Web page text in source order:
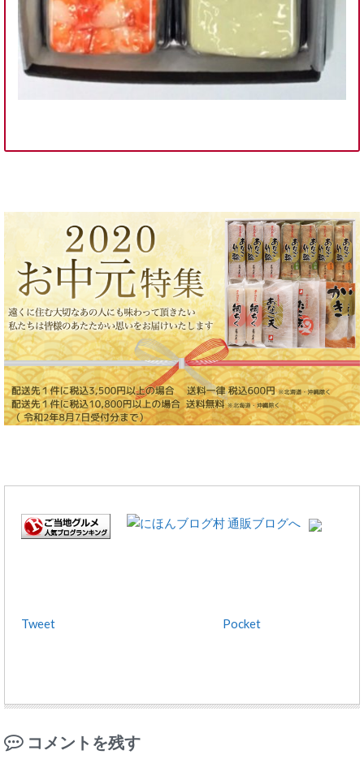
Tweet Pocket
コメントを残す